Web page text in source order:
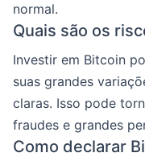
normal.
Quais são os
Investir em Bitcoin
suas grandes
claras. Isso pode
fraudes e grandes
Como declarar